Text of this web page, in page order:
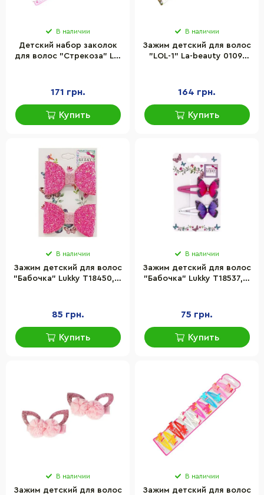
В наличии
Детский набор заколок
для волос "Стрекоза" La-
171 грн.
Купить
В наличии
Зажим детский для волос
"LOL-1" La-beauty 0109-
164 грн.
Купить
В наличии
Зажим детский для волос
"Бабочка" Lukky T18450, 2
85 грн.
Купить
В наличии
Зажим детский для волос
"Бабочка" Lukky T18537, 2
75 грн.
Купить
В наличии
Зажим детский для волос
В наличии
Зажим детский для волос